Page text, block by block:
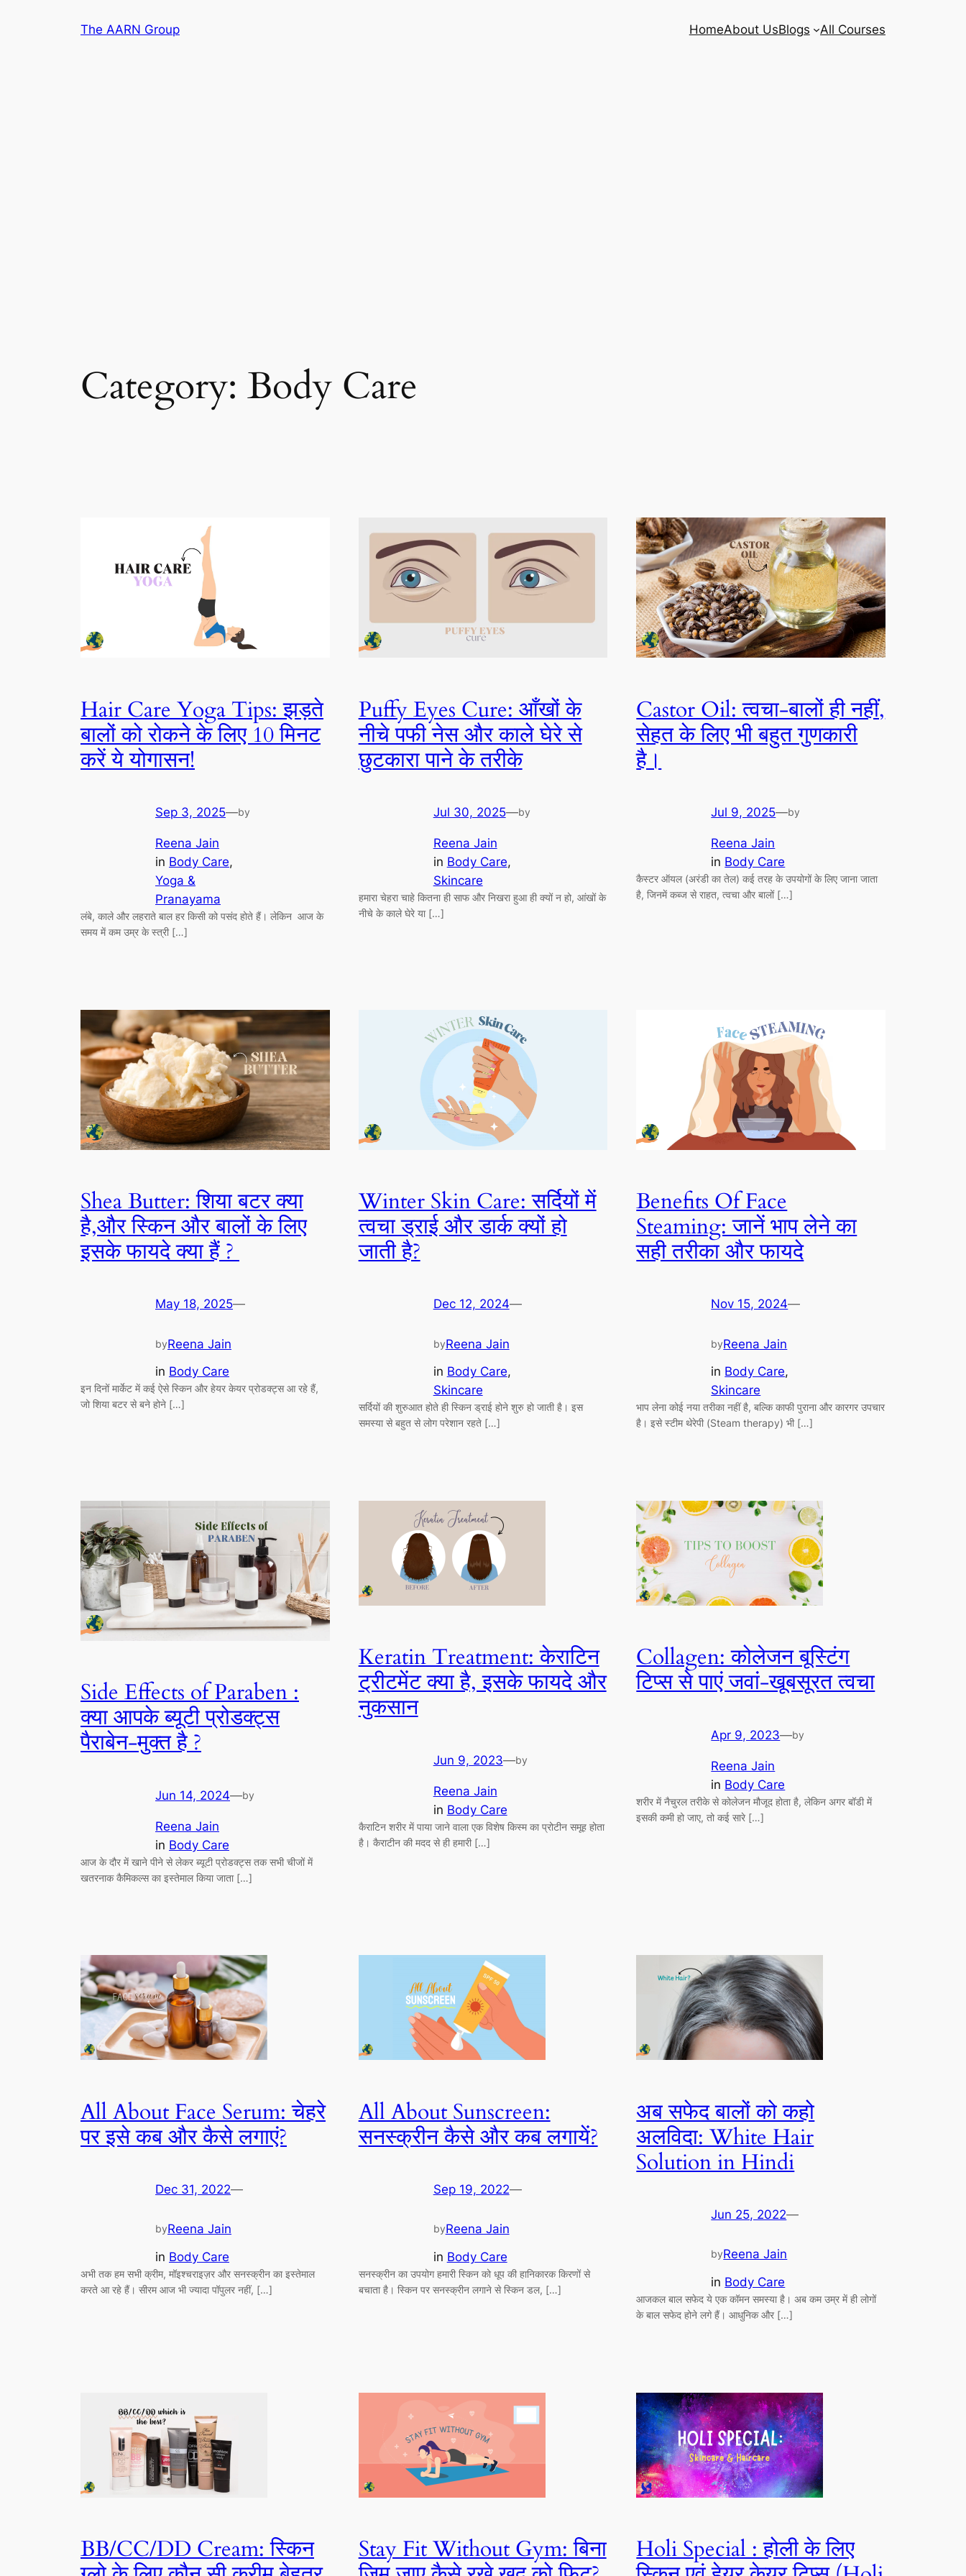
The AARN Group HomeAbout UsBlogs All Courses
Category: Body Care
Hair Care Yoga Tips: झड़ते
बालों को रोकने के लिए 10 मिनट
करें ये योगासन!
Sep 3, 2025—by
Reena Jain
in Body Care
Yoga &
Pranayama
लंबे, काले और लहराते बाल हर किसी को पसंद होते हैं। लेकिन आज के
समय में कम उम्र के स्त्री […]
Puffy Eyes Cure: आँखों के
नीचे पफी नेस और काले घेरे से
छुटकारा पाने के तरीके
Jul 30, 2025—by
Reena Jain
in Body Care
Skincare
हमारा चेहरा चाहे कितना ही साफ और निखरा हुआ ही क्यों न हो, आंखों के
नीचे के काले घेरे या […]
Castor Oil: त्वचा-बालों ही नहीं,
सेहत के लिए भी बहुत गुणकारी
है।
Jul 9, 2025—by
Reena Jain
in Body Care
कैस्टर ऑयल (अरंडी का तेल) कई तरह के उपयोगों के लिए जाना जाता
है, जिनमें कब्ज से राहत, त्वचा और बालों […]
Shea Butter: शिया बटर क्या
है,और स्किन और बालों के लिए
इसके फायदे क्या हैं ?
May 18, 2025—
byReena Jain
in Body Care
इन दिनों मार्केट में कई ऐसे स्किन और हेयर केयर प्रोडक्ट्स आ रहे हैं,
जो शिया बटर से बने होने […]
Winter Skin Care: सर्दियों में
त्वचा ड्राई और डार्क क्यों हो
जाती है?
Dec 12, 2024—
byReena Jain
in Body Care
Skincare
सर्दियों की शुरुआत होते ही स्किन ड्राई होने शुरु हो जाती है। इस
समस्या से बहुत से लोग परेशान रहते […]
Benefits Of Face
Steaming: जानें भाप लेने का
सही तरीका और फायदे
Nov 15, 2024—
byReena Jain
in Body Care
Skincare
भाप लेना कोई नया तरीका नहीं है, बल्कि काफी पुराना और कारगर उपचार
है। इसे स्टीम थेरेपी (Steam therapy) भी […]
Side Effects of Paraben :
क्या आपके ब्यूटी प्रोडक्ट्स
पैराबेन-मुक्त है ?
Jun 14, 2024—by
Reena Jain
in Body Care
आज के दौर में खाने पीने से लेकर ब्यूटी प्रोडक्ट्स तक सभी चीजों में
खतरनाक कैमिकल्स का इस्तेमाल किया जाता […]
Keratin Treatment: केराटिन
ट्रीटमेंट क्या है, इसके फायदे और
नुकसान
Jun 9, 2023—by
Reena Jain
in Body Care
कैराटिन शरीर में पाया जाने वाला एक विशेष किस्म का प्रोटीन समूह होता
है। कैराटीन की मदद से ही हमारी […]
Collagen: कोलेजन बूस्टिंग
टिप्स से पाएं जवां-खूबसूरत त्वचा
Apr 9, 2023—by
Reena Jain
in Body Care
शरीर में नैचुरल तरीके से कोलेजन मौजूद होता है, लेकिन अगर बॉडी में
इसकी कमी हो जाए, तो कई सारे […]
All About Face Serum: चेहरे
पर इसे कब और कैसे लगाएं?
Dec 31, 2022—
byReena Jain
in Body Care
अभी तक हम सभी क्रीम, मॉइश्चराइज़र और सनस्क्रीन का इस्तेमाल
करते आ रहे हैं। सीरम आज भी ज्यादा पॉपुलर नहीं, […]
All About Sunscreen:
सनस्क्रीन कैसे और कब लगायें?
Sep 19, 2022—
byReena Jain
in Body Care
सनस्क्रीन का उपयोग हमारी स्किन को धूप की हानिकारक किरणों से
बचाता है। स्किन पर सनस्क्रीन लगाने से स्किन डल, […]
अब सफेद बालों को कहो
अलविदा: White Hair
Solution in Hindi
Jun 25, 2022—
byReena Jain
in Body Care
आजकल बाल सफेद ये एक कॉमन समस्या है। अब कम उम्र में ही लोगों
के बाल सफेद होने लगे हैं। आधुनिक और […]
BB/CC/DD Cream: स्किन
Stay Fit Without Gym: बिना
Holi Special : होली के लिए